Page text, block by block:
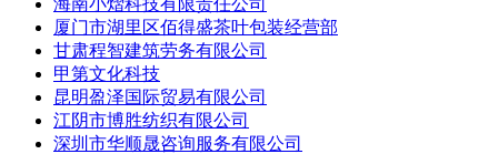
厦门市湖里区佰得盛茶叶包装经营部
甘肃程智建筑劳务有限公司
甲第文化科技
昆明盈泽国际贸易有限公司
江阴市博胜纺织有限公司
深圳市华顺晟咨询服务有限公司